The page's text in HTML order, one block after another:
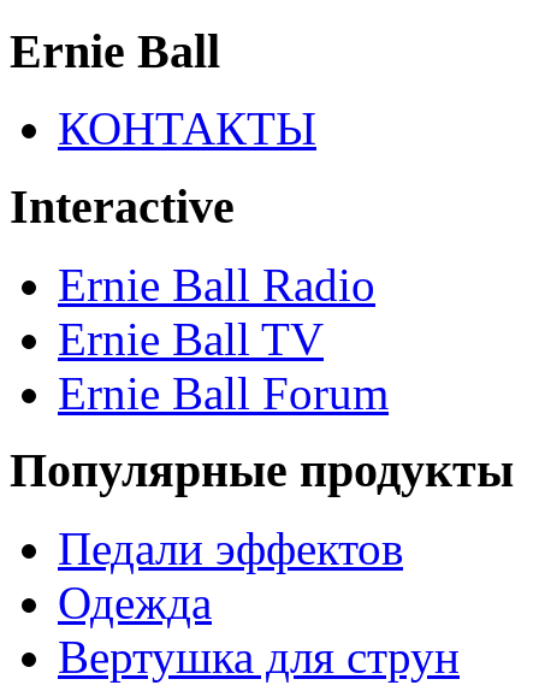
Ernie Ball
КОНТАКТЫ
Interactive
Ernie Ball Radio
Ernie Ball TV
Ernie Ball Forum
Популярные продукты
Педали эффектов
Одежда
Вертушка для струн